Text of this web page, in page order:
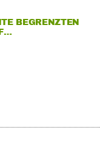
BEGRENZTEN